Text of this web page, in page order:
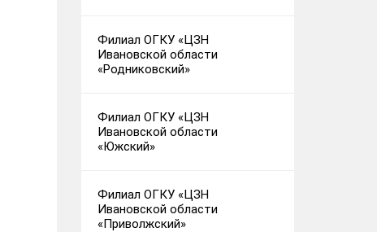
Филиал ОГКУ «ЦЗН
Ивановской области
«Родниковский»
Филиал ОГКУ «ЦЗН
Ивановской области
«Южский»
Филиал ОГКУ «ЦЗН
Ивановской области
«Приволжский»